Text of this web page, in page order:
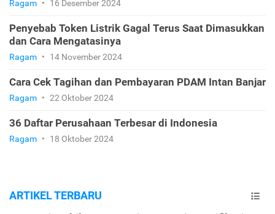
Ragam • 16 Desember 2024
Penyebab Token Listrik Gagal Terus Saat Dimasukkan
dan Cara Mengatasinya
Ragam • 14 November 2024
Cara Cek Tagihan dan Pembayaran PDAM Intan Banjar
Ragam • 22 Oktober 2024
36 Daftar Perusahaan Terbesar di Indonesia
Ragam • 18 Oktober 2024
ARTIKEL TERBARU